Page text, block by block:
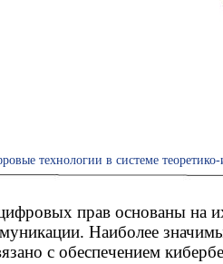
технологии в системе
прав основаны на
Наиболее
с обеспечением